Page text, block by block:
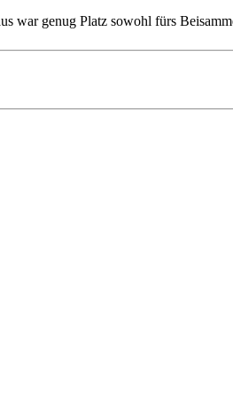
war genug Platz sowohl fürs